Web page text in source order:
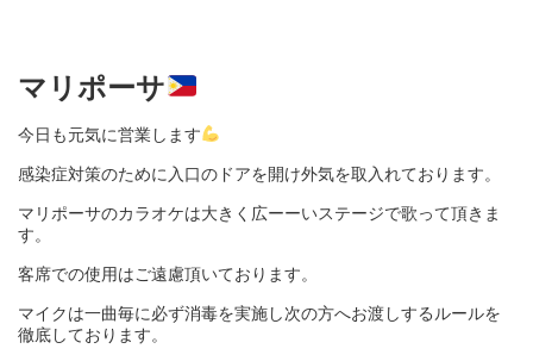
マリポーサ
今日も元気に営業します
感染症対策のために入口のドアを開け外気を取入れております。
マリポーサのカラオケは大きく広ーーいステージで歌って頂きま
す。
客席での使用はご遠慮頂いております。
マイクは一曲毎に必ず消毒を実施し次の方へお渡しするルールを
徹底しております。